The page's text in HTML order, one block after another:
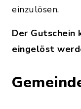
einzulösen.
Der Gutschein
eingelöst